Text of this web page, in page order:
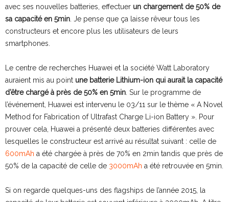
avec ses nouvelles batteries, effectuer un chargement de 50% de
sa capacité en 5min . Je pense que ça laisse rêveur tous les
constructeurs et encore plus les utilisateurs de leurs
smartphones.
Le centre de recherches Huawei et la société Watt Laboratory
auraient mis au point une batterie Lithium-ion qui aurait la capacité
d’être chargé à près de 50% en 5min . Sur le programme de
l’événement, Huawei est intervenu le 03/11 sur le thème « A Novel
Method for Fabrication of Ultrafast Charge Li-ion Battery ». Pour
prouver cela, Huawei a présenté deux batteries différentes avec
lesquelles le constructeur est arrivé au résultat suivant : celle de
600mAh a été chargée à près de 70% en 2min tandis que près de
50% de la capacité de celle de 3000mAh a été retrouvée en 5min.
Si on regarde quelques-uns des flagships de l’année 2015, la